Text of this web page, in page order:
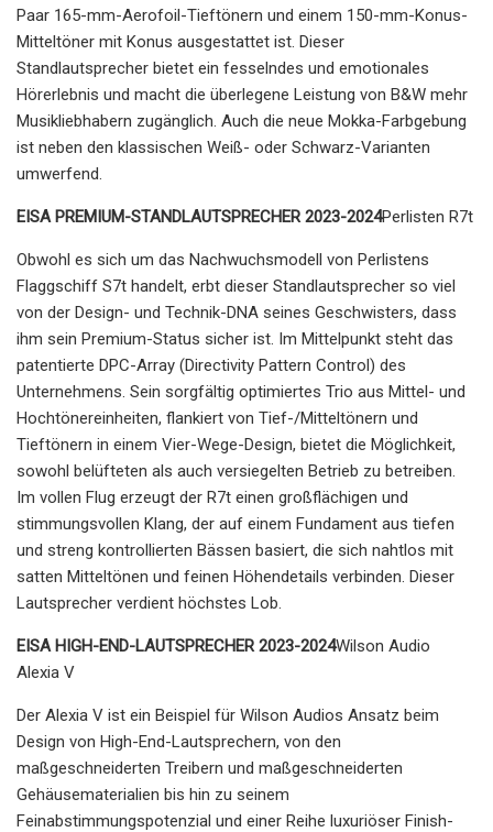
Paar 165-mm-Aerofoil-Tieftönern und einem 150-mm-Konus-
Mitteltöner mit Konus ausgestattet ist. Dieser
Standlautsprecher bietet ein fesselndes und emotionales
Hörerlebnis und macht die überlegene Leistung von B&W mehr
Musikliebhabern zugänglich. Auch die neue Mokka-Farbgebung
ist neben den klassischen Weiß- oder Schwarz-Varianten
umwerfend.
EISA PREMIUM-STANDLAUTSPRECHER 2023-2024Perlisten R7t
Obwohl es sich um das Nachwuchsmodell von Perlistens
Flaggschiff S7t handelt, erbt dieser Standlautsprecher so viel
von der Design- und Technik-DNA seines Geschwisters, dass
ihm sein Premium-Status sicher ist. Im Mittelpunkt steht das
patentierte DPC-Array (Directivity Pattern Control) des
Unternehmens. Sein sorgfältig optimiertes Trio aus Mittel- und
Hochtönereinheiten, flankiert von Tief-/Mitteltönern und
Tieftönern in einem Vier-Wege-Design, bietet die Möglichkeit,
sowohl belüfteten als auch versiegelten Betrieb zu betreiben.
Im vollen Flug erzeugt der R7t einen großflächigen und
stimmungsvollen Klang, der auf einem Fundament aus tiefen
und streng kontrollierten Bässen basiert, die sich nahtlos mit
satten Mitteltönen und feinen Höhendetails verbinden. Dieser
Lautsprecher verdient höchstes Lob.
EISA HIGH-END-LAUTSPRECHER 2023-2024Wilson Audio
Alexia V
Der Alexia V ist ein Beispiel für Wilson Audios Ansatz beim
Design von High-End-Lautsprechern, von den
maßgeschneiderten Treibern und maßgeschneiderten
Gehäusematerialien bis hin zu seinem
Feinabstimmungspotenzial und einer Reihe luxuriöser Finish-